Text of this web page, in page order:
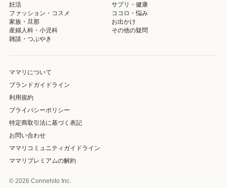
妊活
サプリ・健康
ファッション・コスメ
ココロ・悩み
家族・旦那
お出かけ
産婦人科・小児科
その他の疑問
雑談・つぶやき
ママリについて
ブランドガイドライン
利用規約
プライバシーポリシー
特定商取引法に基づく表記
お問い合わせ
ママリコミュニティガイドライン
ママリプレミアムの解約
© 2026 Connehito Inc.